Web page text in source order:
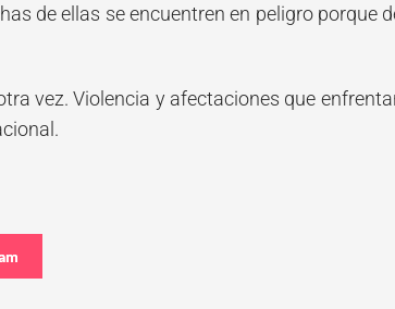
de ellas se encuentren en peligro porque
vez. Violencia y afectaciones que